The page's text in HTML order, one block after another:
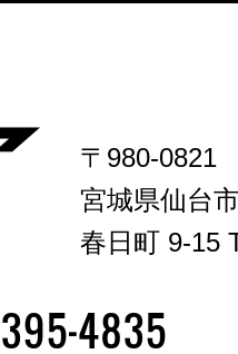
〒980-0821
宮城県仙台
春日町 9-15
395-4835